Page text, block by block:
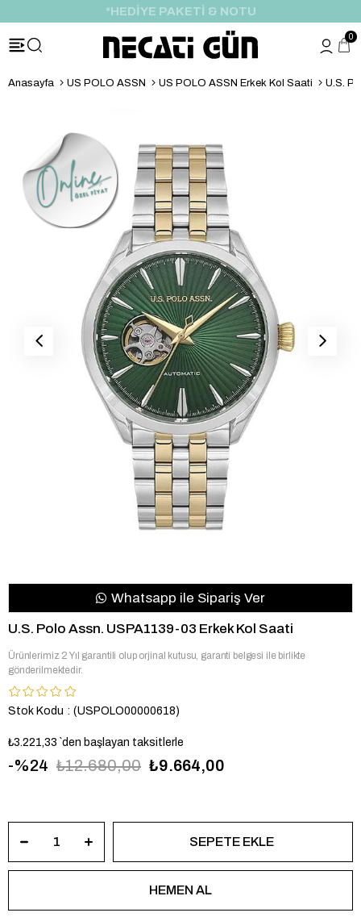
*HEDİYE PAKETİ & NOTU
0
Anasayfa US POLO ASSN US POLO ASSN Erkek Kol Saati U.S.
Whatsapp ile Sipariş Ver
U.S. Polo Assn. USPA1139-03 Erkek Kol Saati
Ürünlerimiz 2 Yıl garantili olup orjinal kutusu, garanti belgesi ile birlikte
gönderilmektedir.
Stok Kodu (USPOLO00000618)
₺3.221,33 `den başlayan taksitlerle
24 ₺12.680,00 ₺9.664,00